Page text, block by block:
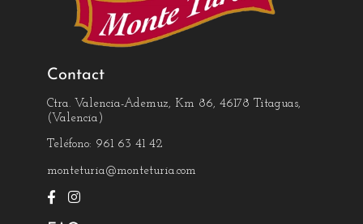
Contact
Ctra. Valencia-Ademuz, Km 86, 46178 Titaguas,
(Valencia)
Teléfono: 961 63 41 42
monteturia@monteturia.com